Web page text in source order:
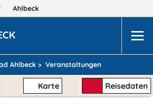
Ahlbeck
Ahlbeck > Veranstaltungen
Karte Reisedaten